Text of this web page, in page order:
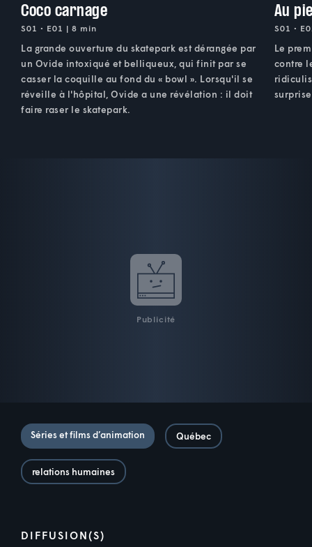
Coco carnage
S01 • E01 | 8 min
La grande ouverture du skatepark est dérangée par
un Ovide intoxiqué et belliqueux, qui finit par se
casser la coquille au fond du « bowl ». Lorsqu'il se
réveille à l'hôpital, Ovide a une révélation : il doit
faire raser le skatepark.
Au
S01 •
Le
contre
Publicité
Séries et films d’animation Québec
relations humaines
DIFFUSION(S)